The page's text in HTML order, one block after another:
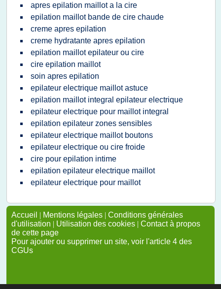
apres epilation maillot a la cire
epilation maillot bande de cire chaude
creme apres epilation
creme hydratante apres epilation
epilation maillot epilateur ou cire
cire epilation maillot
soin apres epilation
epilateur electrique maillot astuce
epilation maillot integral epilateur electrique
epilateur electrique pour maillot integral
epilation epilateur zones sensibles
epilateur electrique maillot boutons
epilateur electrique ou cire froide
cire pour epilation intime
epilation epilateur electrique maillot
epilateur electrique pour maillot
Accueil | Mentions légales | Conditions générales
d'utilisation | Utilisation des cookies | Contact à propos
de cette page
Pour ajouter ou supprimer un site, voir l'article 4 des
CGUs